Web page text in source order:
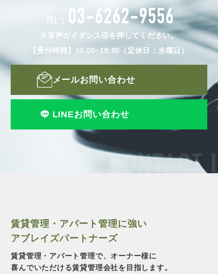
CONTACT
TEL： 03-6262-9556
※音声ガイダンス④を押してください。
【受付時間】10:00~19:00（定休日：水曜日）
メールお問い合わせ
LINEお問い合わせ
賃貸管理・アパート管理に強い
アブレイズパートナーズ
賃貸管理・アパート管理で、オーナー様に
喜んでいただける賃貸管理会社を目指します。